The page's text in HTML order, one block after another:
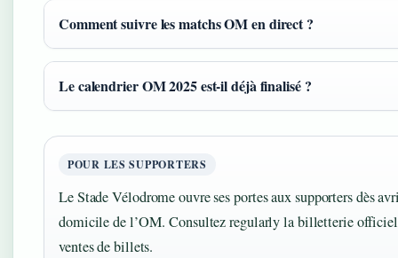
Comment suivre les matchs OM en direct ?
Le calendrier OM 2025 est-il déjà finalisé ?
POUR LES SUPPORTERS
Le Stade Vélodrome ouvre ses portes aux supporters dès
domicile de l’OM. Consultez regularly la billetterie
ventes de billets.